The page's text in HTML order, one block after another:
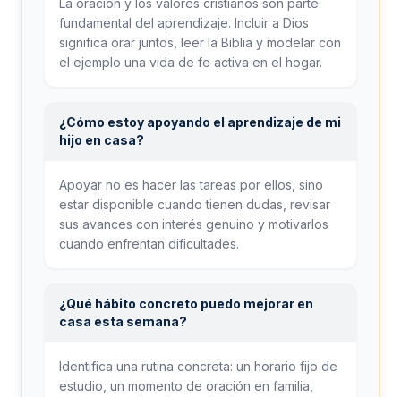
La oración y los valores cristianos son parte
fundamental del aprendizaje. Incluir a Dios
significa orar juntos, leer la Biblia y modelar con
el ejemplo una vida de fe activa en el hogar.
¿Cómo estoy apoyando el aprendizaje de mi
hijo en casa?
Apoyar no es hacer las tareas por ellos, sino
estar disponible cuando tienen dudas, revisar
sus avances con interés genuino y motivarlos
cuando enfrentan dificultades.
¿Qué hábito concreto puedo mejorar en
casa esta semana?
Identifica una rutina concreta: un horario fijo de
estudio, un momento de oración en familia,